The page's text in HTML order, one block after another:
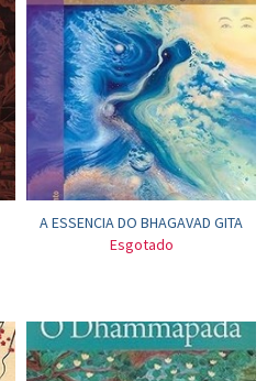
A ESSENCIA DO BHAGAVAD GITA
Esgotado